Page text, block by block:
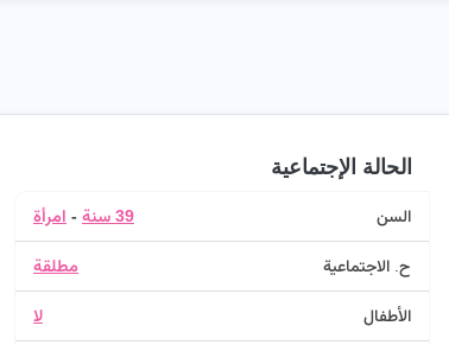
الحالة الإجتماعية
السن 39 سنة - امرأة
ح. الاجتماعية مطلقة
الأطفال لا